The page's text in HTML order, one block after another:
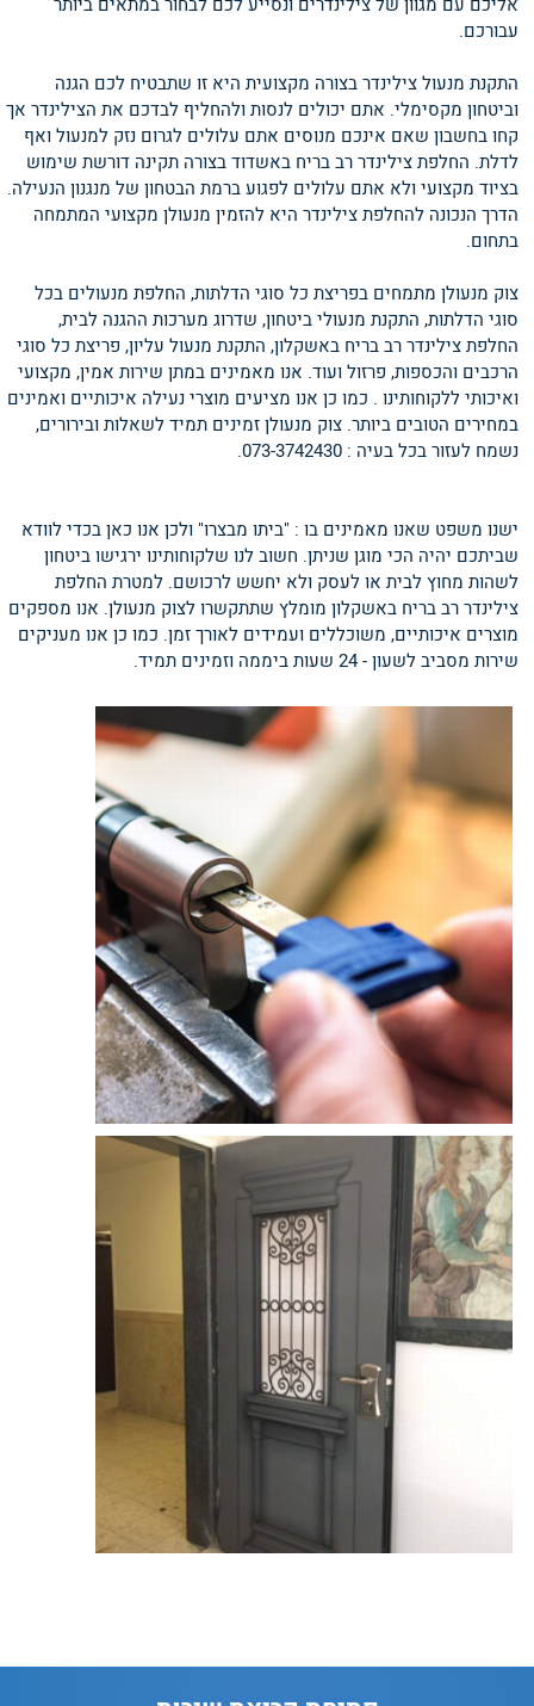
עבורכם.
התקנת מנעול צילינדר בצורה מקצועית היא זו שתבטיח לכם הגנה
וביטחון מקסימלי. אתם יכולים לנסות ולהחליף לבדכם את הצילינדר אך
קחו בחשבון שאם אינכם מנוסים אתם עלולים לגרום נזק למנעול ואף
לדלת. החלפת צילינדר רב בריח באשדוד בצורה תקינה דורשת שימוש
בציוד מקצועי ולא אתם עלולים לפגוע ברמת הבטחון של מנגנון הנעילה.
הדרך הנכונה להחלפת צילינדר היא להזמין מנעולן מקצועי המתמחה
בתחום.
צוק מנעולן מתמחים בפריצת כל סוגי הדלתות, החלפת מנעולים בכל
סוגי הדלתות, התקנת מנעולי ביטחון, שדרוג מערכות ההגנה לבית,
החלפת צילינדר רב בריח באשקלון, התקנת מנעול עליון, פריצת כל סוגי
הרכבים והכספות, פרזול ועוד. אנו מאמינים במתן שירות אמין, מקצועי
ואיכותי ללקוחותינו . כמו כן אנו מציעים מוצרי נעילה איכותיים ואמינים
במחירים הטובים ביותר. צוק מנעולן זמינים תמיד לשאלות ובירורים,
נשמח לעזור בכל בעיה : 073-3742430.
ישנו משפט שאנו מאמינים בו : "ביתו מבצרו" ולכן אנו כאן בכדי לוודא
שביתכם יהיה הכי מוגן שניתן. חשוב לנו שלקוחותינו ירגישו ביטחון
לשהות מחוץ לבית או לעסק ולא יחשש לרכושם. למטרת החלפת
צילינדר רב בריח באשקלון מומלץ שתתקשרו לצוק מנעולן. אנו מספקים
מוצרים איכותיים, משוכללים ועמידים לאורך זמן. כמו כן אנו מעניקים
שירות מסביב לשעון - 24 שעות ביממה וזמינים תמיד.